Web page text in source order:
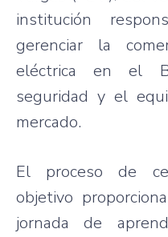
institución
gerenciar la
eléctrica en el
seguridad y el
mercado.
El proceso de
objetivo
jornada de